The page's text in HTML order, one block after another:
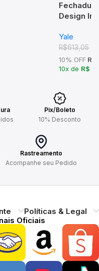
Design
Yale
R$613,05
10% OFF
10x de R$
Pix/Boleto
10% Desconto
Rastreamento
Acompanhe seu Pedido
Políticas & Legal
Oficiais